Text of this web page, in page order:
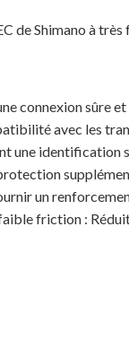
de Shimano à
connexion sûre
avec les
une identification
un
friction :